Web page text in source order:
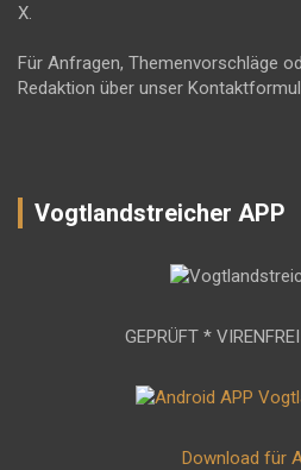
X.
Für Anfragen, Themenvorschläge
Redaktion über unser
Vogtlandstreicher APP
GEPRÜFT *
Download für